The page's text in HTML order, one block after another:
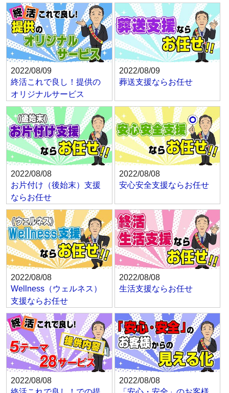
2022/08/09
終活これで良し！提供の
オリジナルサービス
2022/08/09
葬送支援ならお任せ
2022/08/08
お片付け（後始末）支援
ならお任せ
2022/08/08
安心安全支援ならお任せ
2022/08/08
Wellness（ウェルネス）
支援ならお任せ
2022/08/08
生活支援ならお任せ
2022/08/08
2022/08/08